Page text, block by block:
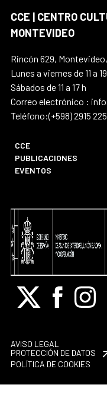
CCE | CENTRO
MONTEVIDEO
Rincón 629,
Lunes a viernes de 11 a
Sábados de 11 a 17 h
Correo electrónico :
Teléfono:(+598) 2915
CCE
PUBLICACIONES
EVENTOS
X Facebook
AVISO LEGAL
PROTECCIÓN DE DATOS
POLÍTICA DE COOKIES